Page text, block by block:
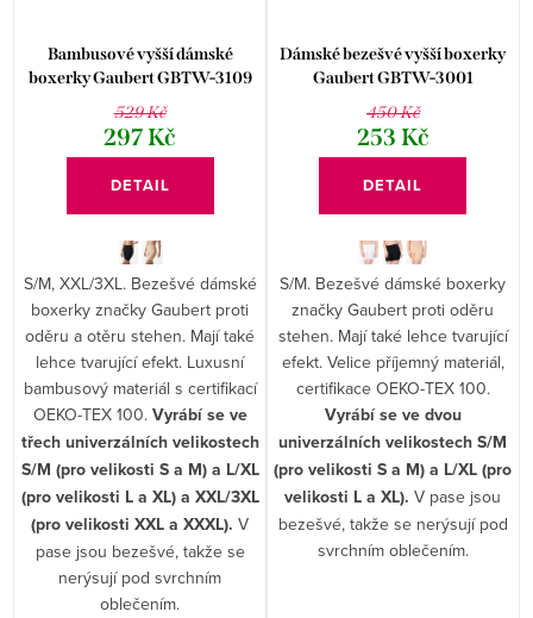
Bambusové vyšší dámské
boxerky Gaubert GBTW-3109
529 Kč
297 Kč
DETAIL
S/M, XXL/3XL. Bezešvé dámské
boxerky značky Gaubert proti
oděru a otěru stehen. Mají také
lehce tvarující efekt. Luxusní
bambusový materiál s certifikací
OEKO-TEX 100. Vyrábí se ve
třech univerzálních velikostech
S/M (pro velikosti S a M) a L/XL
(pro velikosti L a XL) a XXL/3XL
(pro velikosti XXL a XXXL). V
pase jsou bezešvé, takže se
nerýsují pod svrchním
oblečením.
Dámské bezešvé vyšší boxerky
Gaubert GBTW-3001
450 Kč
253 Kč
DETAIL
S/M. Bezešvé dámské boxerky
značky Gaubert proti oděru
stehen. Mají také lehce tvarující
efekt. Velice příjemný materiál,
certifikace OEKO-TEX 100.
Vyrábí se ve dvou
univerzálních velikostech S/M
(pro velikosti S a M) a L/XL (pro
velikosti L a XL). V pase jsou
bezešvé, takže se nerýsují pod
svrchním oblečením.